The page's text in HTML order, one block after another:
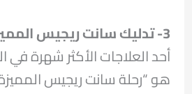
3- تدليك سانت ريجيس المميز
أحد العلاجات الأكثر شهرة
هو “رحلة سانت ريجيس